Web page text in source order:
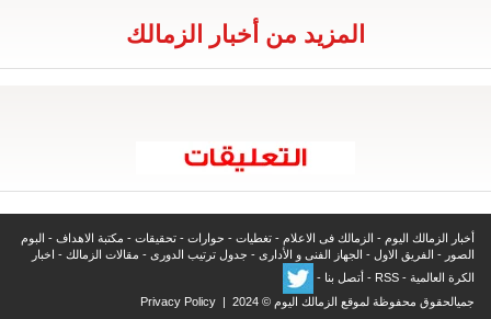
المزيد من أخبار الزمالك
أخبار الزمالك اليوم - الزمالك فى الاعلام - تغطيات - حوارات - تحقيقات - مكتبة الاهداف - البوم
الصور - الفريق الاول - الجهاز الفنى و الأدارى - جدول ترتيب الدورى - مقالات الزمالك - اخبار
الكرة العالمية -
RSS
- أتصل بنا -
جميالحقوق محفوظة لموقع الزمالك اليوم © 2024 |
Privacy Policy